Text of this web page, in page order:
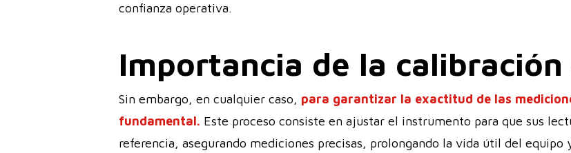
confianza operativa.
Importancia de la
Sin embargo, en cualquier caso, para garantizar la exactitud de las
fundamental. Este proceso consiste en ajustar el instrumento para que sus
referencia, asegurando mediciones precisas, prolongando la vida útil del